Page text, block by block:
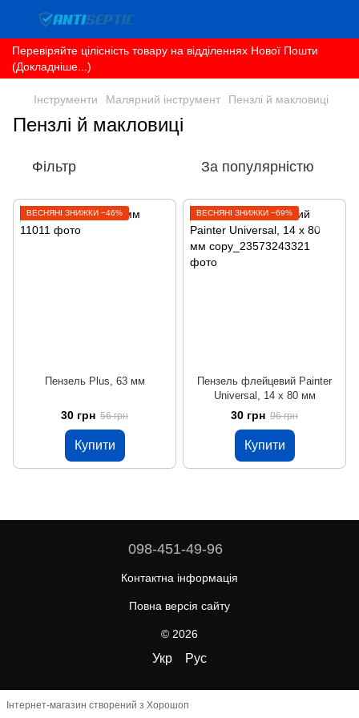
Перевіряйте цілісність товару на відділеннях Нової Пошти
(Докладніше...)
Інструменти Малярний інструмент Пензлі й макловиці
Пензлі й макловиці
Фільтр За популярністю
ВЕСНЯНІ ЗНИЖКИ −46%
Пензель Plus, 63 мм
30 грн 56 грн
Купити
ВЕСНЯНІ ЗНИЖКИ −69%
Пензель флейцевий Painter
Universal, 14 х 80 мм
30 грн 96 грн
Купити
098-451-49-96
Контактна інформація
Повна версія сайту
© 2026
Укр Рус
Інтернет-магазин створений з Хорошоп